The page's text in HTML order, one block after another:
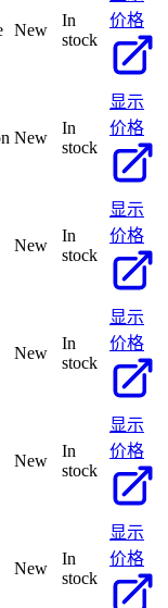
New
In
stock
价格
New
In
stock
显示
价格
New
In
stock
显示
价格
New
In
stock
显示
价格
New
In
stock
显示
价格
New
In
stock
显示
价格